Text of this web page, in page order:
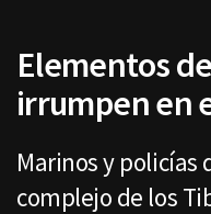
Elementos
irrumpen en
Marinos y policías
complejo de los